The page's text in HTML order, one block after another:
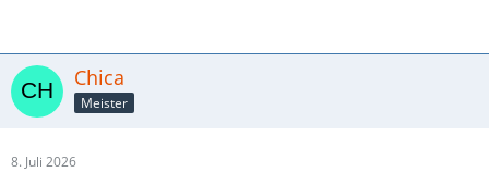
Chica
Meister
8. Juli 2026